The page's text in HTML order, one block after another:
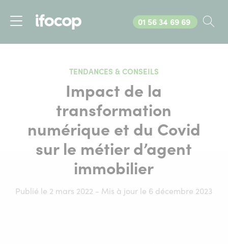
Menu
Appelez-nous au
01 56 34 69 69
TENDANCES & CONSEILS
Impact de la
transformation
numérique et du Covid
sur le métier d’agent
immobilier
Publié le 2 mars 2022 - Mis à jour le 6 décembre 2023